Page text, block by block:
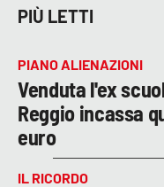
PIÙ LETTI
PIANO ALIENAZIONI
Venduta l'ex
Reggio incassa
euro
IL RICORDO